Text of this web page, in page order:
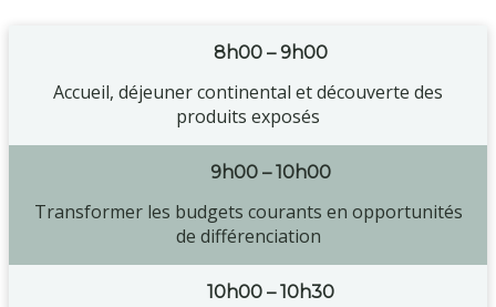
8h00 – 9h00
Accueil, déjeuner continental et découverte des
produits exposés
9h00 – 10h00
Transformer les budgets courants en opportunités
de différenciation
10h00 – 10h30